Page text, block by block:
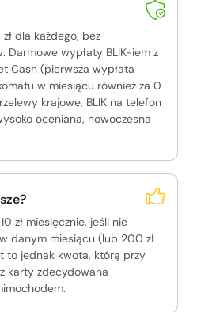
dla każdego, bez
Darmowe wypłaty BLIK-iem z
Cash (pierwsza wypłata
w miesiącu również za 0
krajowe, BLIK na telefon
oceniana, nowoczesna
zł miesięcznie, jeśli nie
danym miesiącu (lub 200 zł
to jednak kwota, którą przy
karty zdecydowana